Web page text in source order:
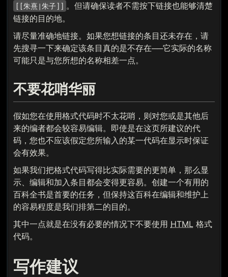
[[朱熹|朱子]] 。但请确保读者不需按下链接也能够清楚
链接的目的地。
请尽量准确地链接。如果您想链接的条目还未存在，请
先搜寻一下来确定该条目真的是不存在──它实际的名称
可能只是与您所想的名称相差一点。
不要花哨华丽
假如您在使用格式代码时不太花哨，则对您或是其他后
来的编者都会较容易编辑。即使是在这页所建议的代
码，您也不应该假定您所输入的某一代码在显示时保证
会有效果。
如果我们把格式代码写得比实际需要的更简单，那么显
示、编辑和加入条目都会变得更容易。创建一个有用的
百科全书是首要的任务，但保持这百科在编辑和维护上
的容易程度是我们排第二的目的。
其中一点就是在没有必要的情况下不要使用 HTML 格式
代码。
写作建议